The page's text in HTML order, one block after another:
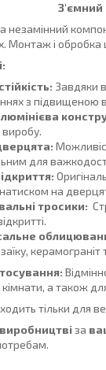
З'ємний
незамінний
Монтаж і обробка
Завдяки
з підвищеною
виробу.
для
на
тросики:
керамограніт
кімнати, а також
тільки для
за